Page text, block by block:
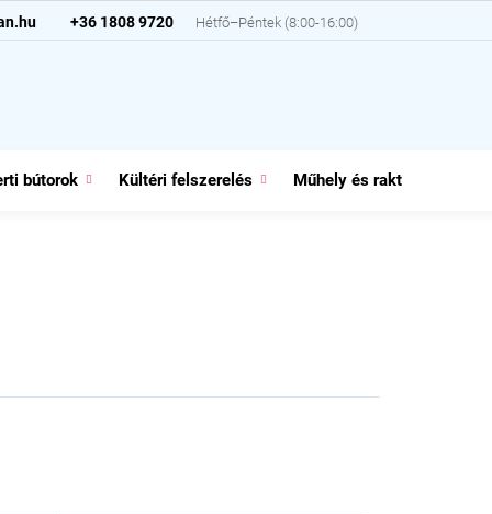
+36 1808 9720
bútorok Kültéri felszerelés Műhely és raktár